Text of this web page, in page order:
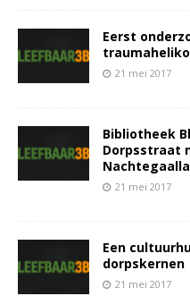
Eerst
21 mei 2017
Bibliotheek
Dorpsstraat
21 mei 2017
Een
dorpskernen
21 mei 2017